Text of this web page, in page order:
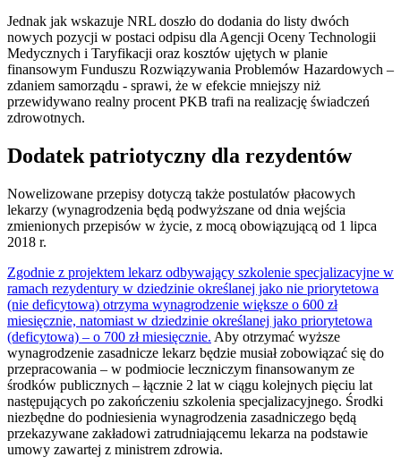
Jednak jak wskazuje NRL doszło do dodania do listy dwóch
nowych pozycji w postaci odpisu dla Agencji Oceny Technologii
Medycznych i Taryfikacji oraz kosztów ujętych w planie
finansowym Funduszu Rozwiązywania Problemów Hazardowych –
zdaniem samorządu - sprawi, że w efekcie mniejszy niż
przewidywano realny procent PKB trafi na realizację świadczeń
zdrowotnych.
Dodatek patriotyczny dla rezydentów
Nowelizowane przepisy dotyczą także postulatów płacowych
lekarzy (wynagrodzenia będą podwyższane od dnia wejścia
zmienionych przepisów w życie, z mocą obowiązującą od 1 lipca
2018 r.
Zgodnie z projektem lekarz odbywający szkolenie specjalizacyjne w
ramach rezydentury w dziedzinie określanej jako nie priorytetowa
(nie deficytowa) otrzyma wynagrodzenie większe o 600 zł
miesięcznie, natomiast w dziedzinie określanej jako priorytetowa
(deficytowa) – o 700 zł miesięcznie. Aby otrzymać wyższe
wynagrodzenie zasadnicze lekarz będzie musiał zobowiązać się do
przepracowania – w podmiocie leczniczym finansowanym ze
środków publicznych – łącznie 2 lat w ciągu kolejnych pięciu lat
następujących po zakończeniu szkolenia specjalizacyjnego. Środki
niezbędne do podniesienia wynagrodzenia zasadniczego będą
przekazywane zakładowi zatrudniającemu lekarza na podstawie
umowy zawartej z ministrem zdrowia.